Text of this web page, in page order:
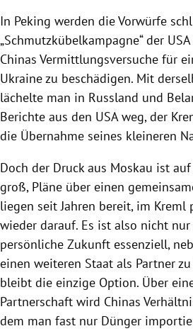
In Peking werden die Vorwürfe
„Schmutzkübelkampagne“ der
Chinas Vermittlungsversuche für
Ukraine zu beschädigen. Mit
lächelte man in Russland und
Berichte aus den USA weg, der
die Übernahme seines kleineren
Doch der Druck aus Moskau ist
groß, Pläne über einen
liegen seit Jahren bereit, im Kreml
wieder darauf. Es ist also nicht
persönliche Zukunft essenziell,
einen weiteren Staat als Partner
bleibt die einzige Option. Über
Partnerschaft wird Chinas
dem man fast nur Dünger